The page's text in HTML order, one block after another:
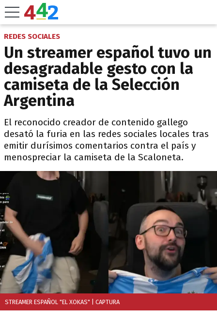
REDES SOCIALES
Un streamer español tuvo un
desagradable gesto con la
camiseta de la Selección
Argentina
El reconocido creador de contenido gallego
desató la furia en las redes sociales locales tras
emitir durísimos comentarios contra el país y
menospreciar la camiseta de la Scaloneta.
STREAMER ESPAÑOL "EL XOKAS" | CAPTURA